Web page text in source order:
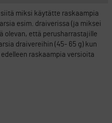
miksi käytätte raskaampia
esim. draiverissa (ja miksei
olevan, että perusharrastajille
draivereihin (45- 65 g) kun
raskaampia versioita